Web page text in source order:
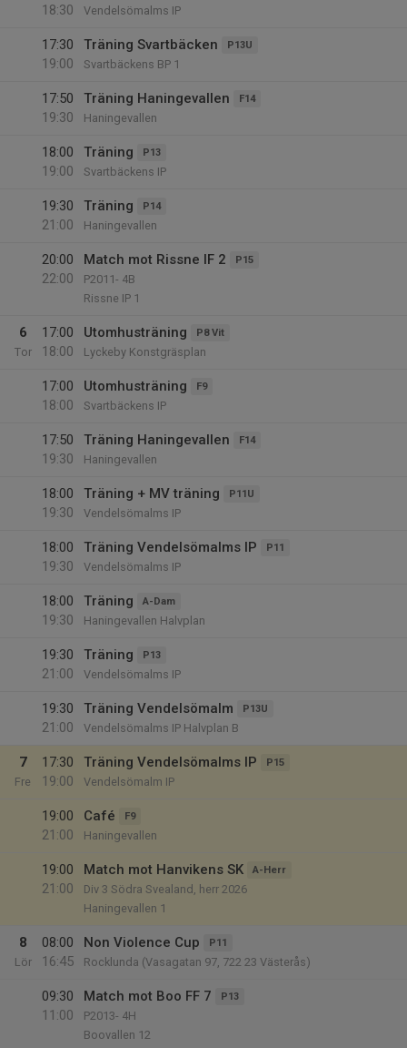
18:30
Vendelsömalms IP
17:30
19:00
Träning Svartbäcken P13U
Svartbäckens BP 1
17:50
19:30
Träning Haningevallen F14
Haningevallen
18:00
19:00
Träning P13
Svartbäckens IP
19:30
21:00
Träning P14
Haningevallen
20:00
22:00
Match mot Rissne IF 2 P15
P2011- 4B
Rissne IP 1
6
Tor
17:00
18:00
Utomhusträning P8 Vit
Lyckeby Konstgräsplan
17:00
18:00
Utomhusträning F9
Svartbäckens IP
17:50
19:30
Träning Haningevallen F14
Haningevallen
18:00
19:30
Träning + MV träning P11U
Vendelsömalms IP
18:00
19:30
Träning Vendelsömalms IP P11
Vendelsömalms IP
18:00
19:30
Träning A-Dam
Haningevallen Halvplan
19:30
21:00
Träning P13
Vendelsömalms IP
19:30
21:00
Träning Vendelsömalm P13U
Vendelsömalms IP Halvplan B
7
Fre
17:30
19:00
Träning Vendelsömalms IP P15
Vendelsömalm IP
19:00
21:00
Café F9
Haningevallen
19:00
21:00
Match mot Hanvikens SK A-Herr
Div 3 Södra Svealand, herr 2026
Haningevallen 1
8
Lör
08:00
16:45
Non Violence Cup P11
Rocklunda (Vasagatan 97, 722 23 Västerås)
09:30
11:00
Match mot Boo FF 7 P13
P2013- 4H
Boovallen 12